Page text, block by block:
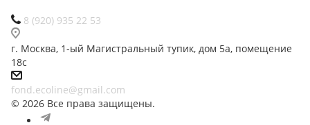
8 (920) 935 22 53
г. Москва, 1-ый Магистральный тупик, дом 5а, помещение
18с
fond.ecoline@gmail.com
© 2026 Все права защищены.